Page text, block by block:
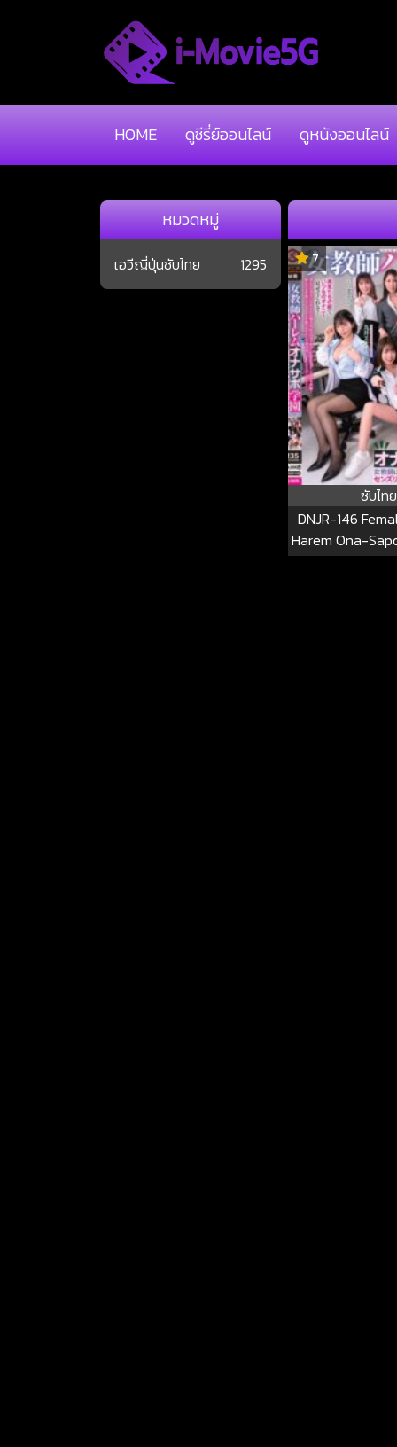
HOME ดูซีรี่ย์ออนไลน์ ดูหนังออนไลน์
หมวดหมู่
เอวีญี่ปุ่นซับไทย 1295 7
ซับไทย
DNJR-146
Harem Ona-
Correct